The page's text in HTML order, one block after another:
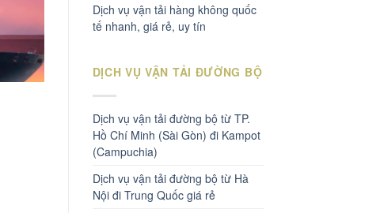
Dịch vụ vận tải hàng không quốc
tế nhanh, giá rẻ, uy tín
DỊCH VỤ VẬN TẢI ĐƯỜNG BỘ
Dịch vụ vận tải đường bộ từ TP.
Hồ Chí Minh (Sài Gòn) đi Kampot
(Campuchia)
Dịch vụ vận tải đường bộ từ Hà
Nội đi Trung Quốc giá rẻ